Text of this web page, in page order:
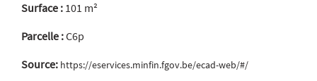
Surface : 101 m²
Parcelle :C6p
Source: https://eservices.minfin.fgov.be/ecad-web/#/